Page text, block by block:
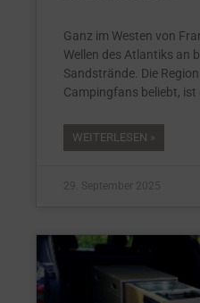
Ganz im Westen von
Wellen des Atlantiks an
Sandstrände. Die
Campingfans beliebt, ist
WEITERLESEN »
29. September 2025